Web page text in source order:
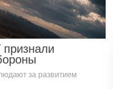
за развитием